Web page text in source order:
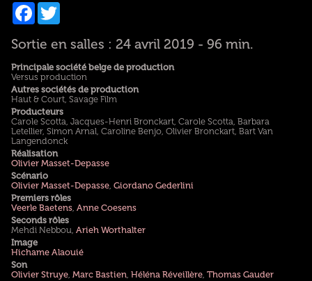
Facebook
Twitter
Sortie en salles : 24 avril 2019 - 96 min.
Principale société belge de production
Versus production
Autres sociétés de production
Haut & Court, Savage Film
Producteurs
Carole Scotta, Jacques-Henri Bronckart, Carole Scotta, Barbara
Letellier, Simon Arnal, Caroline Benjo, Olivier Bronckart, Bart Van
Langendonck
Réalisation
Olivier Masset-Depasse
Scénario
Olivier Masset-Depasse, Giordano Gederlini
Premiers rôles
Veerle Baetens, Anne Coesens
Seconds rôles
Mehdi Nebbou, Arieh Worthalter
Image
Hichame Alaouié
Son
Olivier Struye, Marc Bastien, Héléna Réveillère, Thomas Gauder